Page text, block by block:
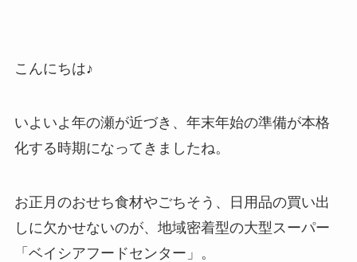
こんにちは♪
いよいよ年の瀬が近づき、年末年始の準備が本格
化する時期になってきましたね。
お正月のおせち食材やごちそう、日用品の買い出
しに欠かせないのが、地域密着型の大型スーパー
「ベイシアフードセンター」。